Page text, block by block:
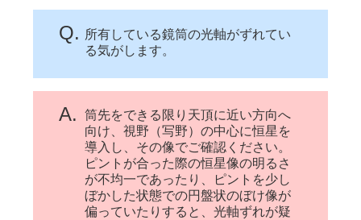
Q. 所有している鏡筒の光軸がずれてい
る気がします。
A.
筒先をできる限り天頂に近い方向へ
向け、視野（写野）の中心に恒星を
導入し、その像でご確認ください。
ピントが合った際の恒星像の明るさ
が不均一であったり、ピントを少し
ぼかした状態での円盤状のぼけ像が
偏っていたりすると、光軸ずれが疑